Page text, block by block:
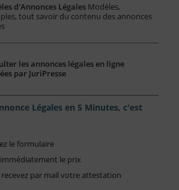
d'Annonces Légales Modèles,
tout savoir du contenu des annonces
les annonces légales en ligne
par JuriPresse
Légales en 5 Minutes, c'est
le formulaire
le prix
recevez par mail votre attestation